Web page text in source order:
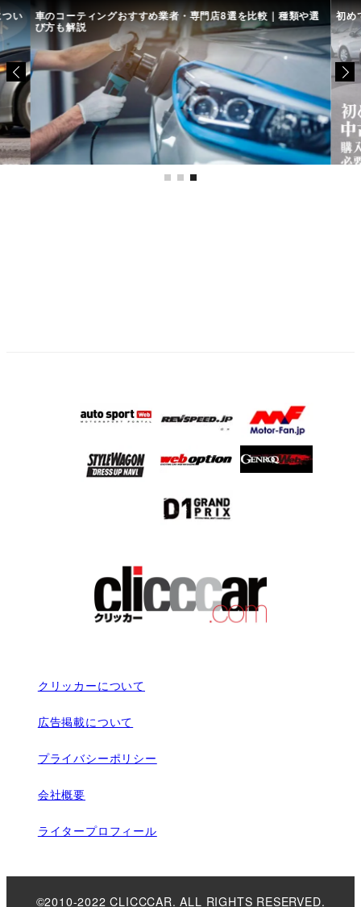
い 車のコーティングおすすめ業者・専門店8選を比較｜種類や選
び方も解説
初め
クリッカーについて
広告掲載について
プライバシーポリシー
会社概要
ライタープロフィール
©2010-2022 CLICCCAR. ALL RIGHTS RESERVED.